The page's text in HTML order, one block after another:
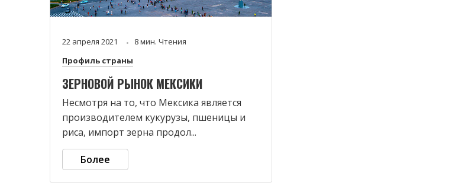
22 апреля 2021
8 мин. Чтения
Профиль страны
ЗЕРНОВОЙ РЫНОК МЕКСИКИ
Несмотря на то, что Мексика является
производителем кукурузы, пшеницы и
риса, импорт зерна продол...
Более